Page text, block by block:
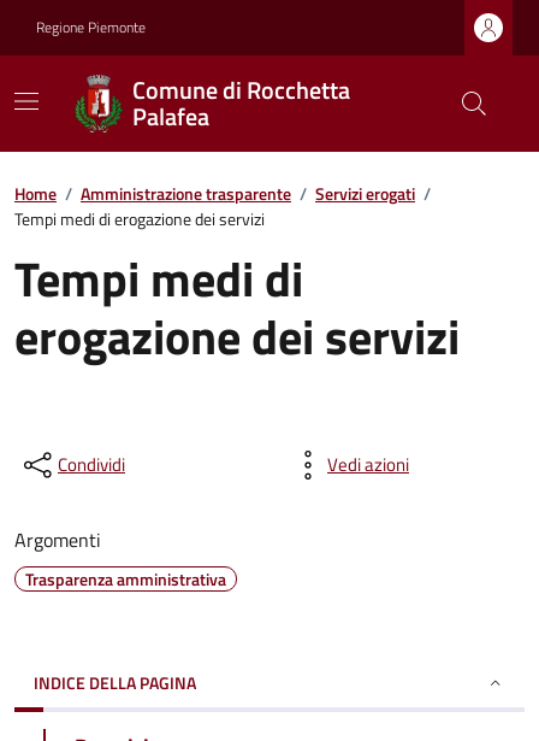
Regione Piemonte
Comune di Rocchetta
Palafea
Home / Amministrazione trasparente / Servizi erogati /
Tempi medi di erogazione dei servizi
Tempi medi di
erogazione dei servizi
Condividi Vedi azioni
Argomenti
Trasparenza amministrativa
INDICE DELLA PAGINA